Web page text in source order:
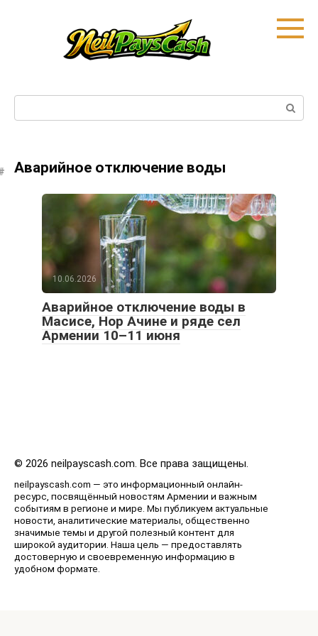
Аварийное отключение воды
10.06.2026
Аварийное отключение воды в
Масисе, Нор Ачине и ряде сел
Армении 10–11 июня
© 2026 neilpayscash.com. Все права защищены.
neilpayscash.com — это информационный онлайн-
ресурс, посвящённый новостям Армении и важным
событиям в регионе и мире. Мы публикуем актуальные
новости, аналитические материалы, общественно
значимые темы и другой полезный контент для
широкой аудитории. Наша цель — предоставлять
достоверную и своевременную информацию в
удобном формате.